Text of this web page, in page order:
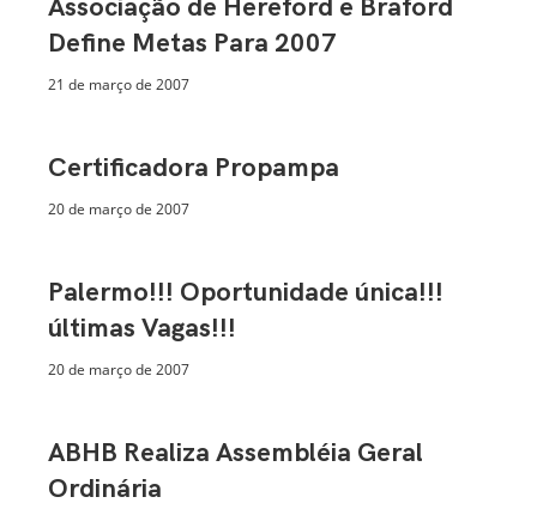
Associação de Hereford e Braford
Define Metas Para 2007
21 de março de 2007
Certificadora Propampa
20 de março de 2007
Palermo!!! Oportunidade única!!!
últimas Vagas!!!
20 de março de 2007
ABHB Realiza Assembléia Geral
Ordinária